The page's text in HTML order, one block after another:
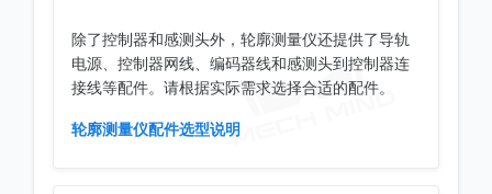
除了控制器和感测头外，轮廓测量仪还提供了导轨
电源、控制器网线、编码器线和感测头到控制器连
接线等配件。请根据实际需求选择合适的配件。
轮廓测量仪配件选型说明